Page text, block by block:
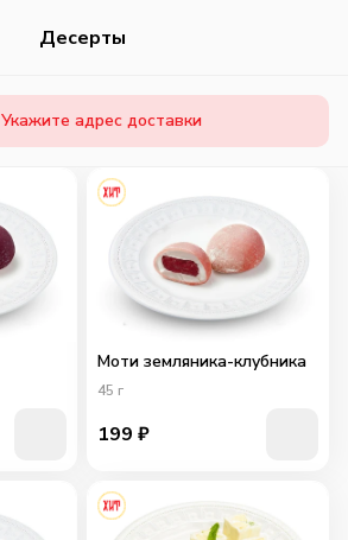
Десерты
Укажите адрес доставки
Моти земляника-клубника
45 г
199 ₽